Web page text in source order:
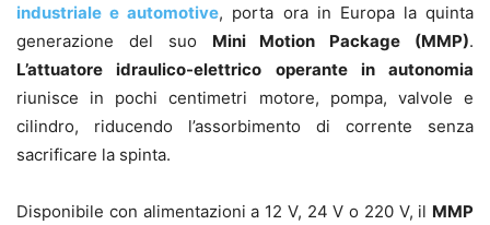
industriale e automotive, porta ora in Europa la quinta
generazione del suo Mini Motion Package (MMP).
L’attuatore idraulico-elettrico operante in autonomia
riunisce in pochi centimetri motore, pompa, valvole e
cilindro, riducendo l’assorbimento di corrente senza
sacrificare la spinta.
Disponibile con alimentazioni a 12 V, 24 V o 220 V, il MMP